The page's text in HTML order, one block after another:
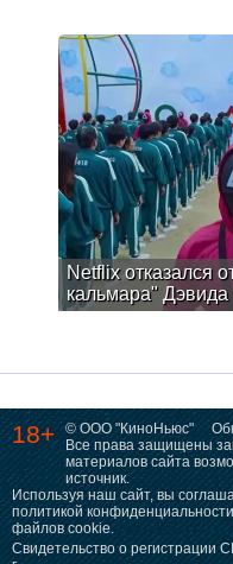
Netflix отказался
кальмара"
18+ © ООО "КиноНьюс"
Все права защищены
материалов сайта
источник.
Используя наш сайт, вы
политикой конфиденциальности
файлов cookie.
Свидетельство о